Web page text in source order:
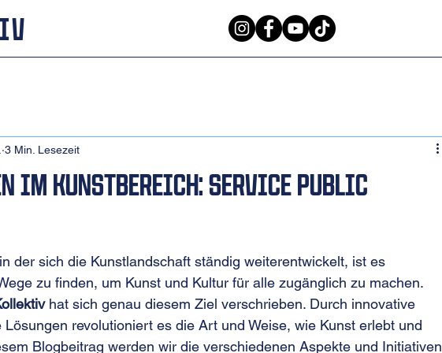
im Kunstbereich: Service Public
3 Min. Lesezeit
der sich die Kunstlandschaft ständig weiterentwickelt, ist es
zu finden, um Kunst und Kultur für alle zugänglich zu machen.
hat sich genau diesem Ziel verschrieben. Durch innovative
revolutioniert es die Art und Weise, wie Kunst erlebt und
Blogbeitrag werden wir die verschiedenen Aspekte und Initiativen